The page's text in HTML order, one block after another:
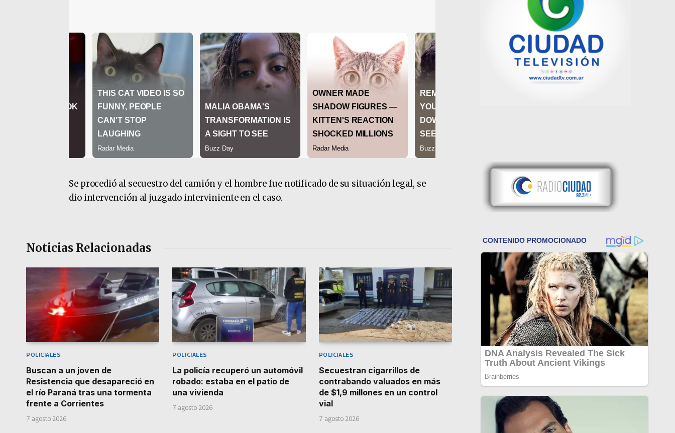
Se procedió al secuestro del camión y el hombre fue notificado de su situación legal, se
dio intervención al juzgado interviniente en el caso.
Noticias Relacionadas
POLICIALES
Buscan a un joven de
Resistencia que desapareció en
el río Paraná tras una tormenta
frente a Corrientes
7 agosto 2026
POLICIALES
La policía recuperó un automóvil
robado: estaba en el patio de
una vivienda
7 agosto 2026
POLICIALES
Secuestran cigarrillos de
contrabando valuados en más
de $1,9 millones en un control
vial
7 agosto 2026